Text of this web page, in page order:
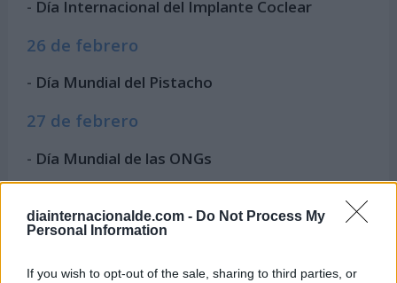
diainternacionalde.com - Do Not Process My
Personal Information
If you wish to opt-out of the sale, sharing to third parties, or
- Día Internacional del Implante Coclear
26 de febrero
- Día Mundial del Pistacho
27 de febrero
- Día Mundial de las ONGs
Semanas Internacionales cercanas